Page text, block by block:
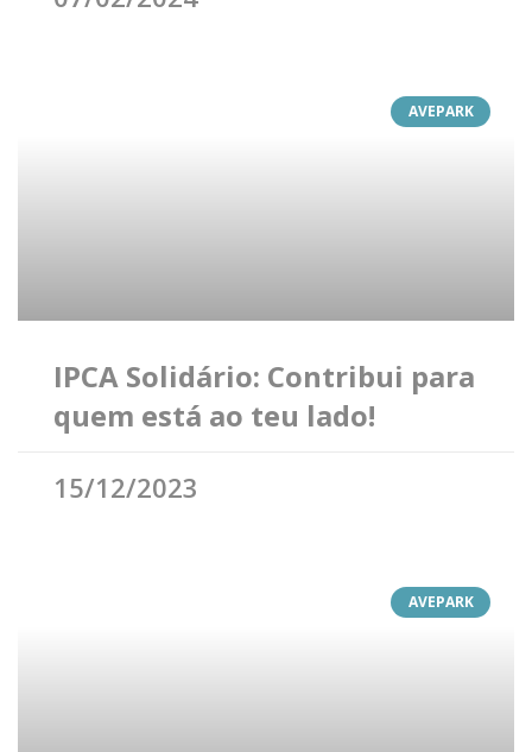
AVEPARK
IPCA Solidário: Contribui para
quem está ao teu lado!
15/12/2023
AVEPARK